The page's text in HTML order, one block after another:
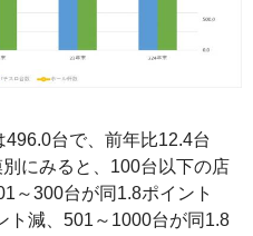
台で、前年比12.4台
にみると、100台以下の店
～300台が同1.8ポイント
ト減、501～1000台が同1.8